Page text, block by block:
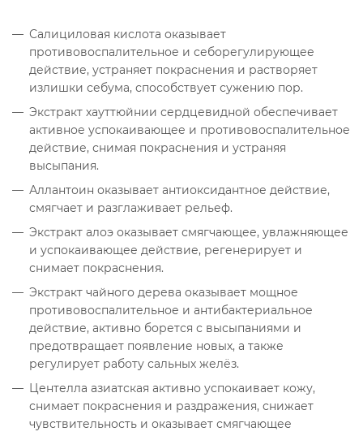
Салициловая кислота оказывает
противовоспалительное и себорегулирующее
действие, устраняет покраснения и растворяет
излишки себума, способствует сужению пор.
Экстракт хауттюйнии сердцевидной обеспечивает
активное успокаивающее и противовоспалительное
действие, снимая покраснения и устраняя
высыпания.
Аллантоин оказывает антиоксидантное действие,
смягчает и разглаживает рельеф.
Экстракт алоэ оказывает смягчающее, увлажняющее
и успокаивающее действие, регенерирует и
снимает покраснения.
Экстракт чайного дерева оказывает мощное
противовоспалительное и антибактериальное
действие, активно борется с высыпаниями и
предотвращает появление новых, а также
регулирует работу сальных желёз.
Центелла азиатская активно успокаивает кожу,
снимает покраснения и раздражения, снижает
чувствительность и оказывает смягчающее